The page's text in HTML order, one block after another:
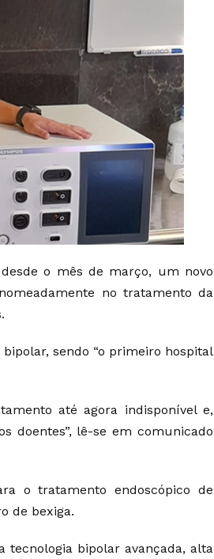
o mês de março, um novo
no tratamento da
sendo “o primeiro hospital
até agora indisponível e,
doentes”, lê-se em comunicado
o tratamento endoscópico de
de bexiga.
tecnologia bipolar avançada, alta